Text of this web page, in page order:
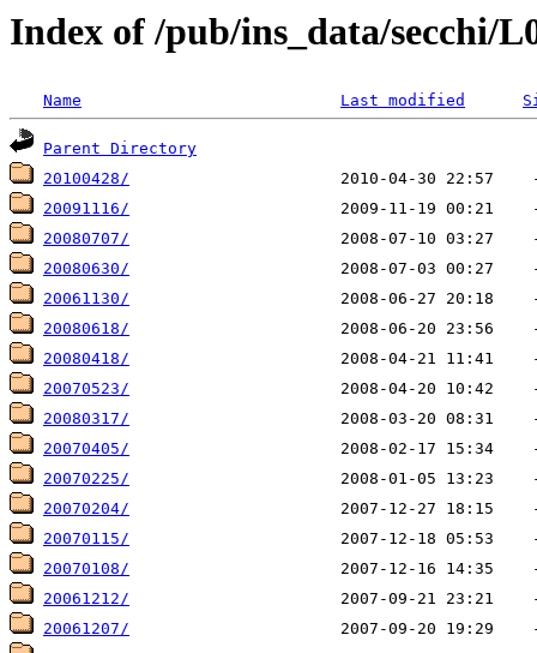
Index of /pub/ins_data/secchi/
Name Last modified
Parent Directory
20100428/
20091116/
20080707/
20080630/
20061130/
20080618/
20080418/
20070523/
20080317/
20070405/
20070225/
20070204/
20070115/
20070108/
20061212/
20061207/